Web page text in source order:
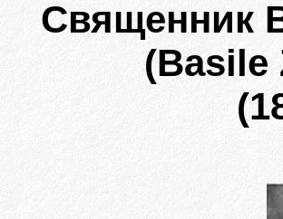
Священник
(Basile